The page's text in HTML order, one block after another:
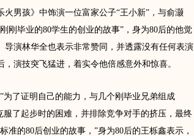
男孩》中饰演一位富家公子“王小新”，与俞灏
刚毕业的80学生的创业的故事”，身为80后的他觉
导演林华全也表示非常赞同，并透露没有任何表演
演技突飞猛进，着实令他倍感意外和惊喜。
了证明自己的能力，与几个刚毕业兄弟组成
服了起步时的困难，并排除竞争对手的挤压，最终
准的80后创业的故事，”身为80后的王栎鑫表示，